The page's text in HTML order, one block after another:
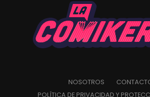
NOSOTROS
POLÍTICA DE PRIVACIDAD Y